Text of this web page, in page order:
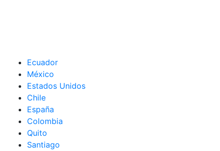
Ecuador
México
Estados Unidos
Chile
España
Colombia
Quito
Santiago